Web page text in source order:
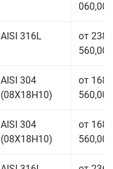
060,00
AISI 316L
от 238
560,00
AISI 304
(08Х18Н10)
от 168
560,00
AISI 304
(08Х18Н10)
от 168
560,00